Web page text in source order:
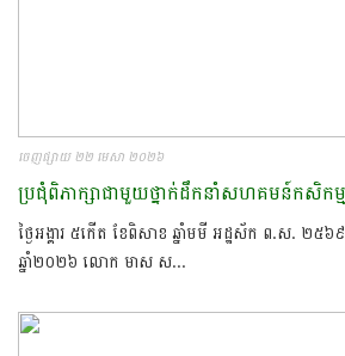
ចេញផ្សាយ ២២ មេសា ២០២៦
ថ្ងៃអង្គារ ៥កើត ខែពិសាខ ឆ្នាំមមី អដ្ឋស័ក ព.ស. ២៥៦៩ ត្រូវនឹង ថ្ងៃទី២១ ខែមេសា
ឆ្នាំ២០២៦​ លោក មាស​ ស...